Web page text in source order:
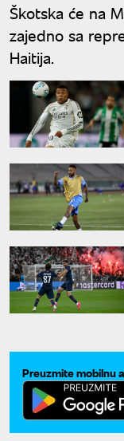
Škotska će na
zajedno sa
Haitija.
Preuzmite mobilnu